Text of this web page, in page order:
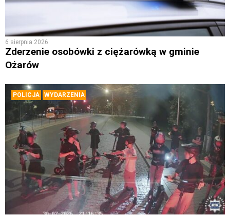
6 sierpnia 2026
Zderzenie osobówki z ciężarówką w gminie
Ożarów
POLICJA WYDARZENIA